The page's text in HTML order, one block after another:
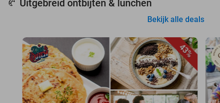
🥐 Uitgebreid ontbijten & lunchen
Bekijk alle deals
43%